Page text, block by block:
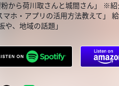
から荷川取さんと城間さん」 ※
ホ・アプリの活用方法教えて」
、地域の話題」